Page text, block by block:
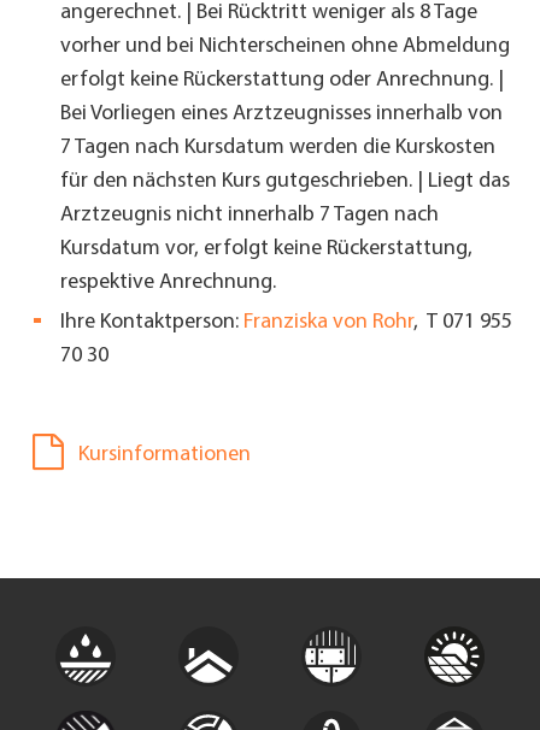
angerechnet. | Bei Rücktritt weniger als 8 Tage
vorher und bei Nichterscheinen ohne Abmeldung
erfolgt keine Rückerstattung oder Anrechnung. |
Bei Vorliegen eines Arztzeugnisses innerhalb von
7 Tagen nach Kursdatum werden die Kurskosten
für den nächsten Kurs gutgeschrieben. | Liegt das
Arztzeugnis nicht innerhalb 7 Tagen nach
Kursdatum vor, erfolgt keine Rückerstattung,
respektive Anrechnung.
Ihre Kontaktperson: Franziska von Rohr, T 071 955
70 30
Kursinformationen